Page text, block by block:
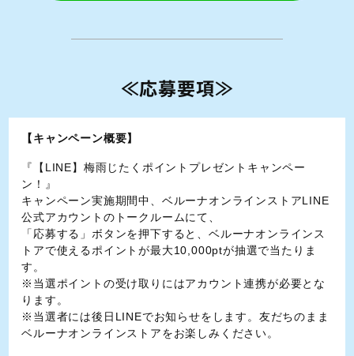
≪応募要項≫
【キャンペーン概要】
『【LINE】梅雨じたくポイントプレゼントキャンペー
ン！』
キャンペーン実施期間中、ベルーナオンラインストアLINE
公式アカウントのトークルームにて、
「応募する」ボタンを押下すると、ベルーナオンラインス
トアで使えるポイントが最大10,000ptが抽選で当たりま
す。
※当選ポイントの受け取りにはアカウント連携が必要とな
ります。
※当選者には後日LINEでお知らせをします。友だちのまま
ベルーナオンラインストアをお楽しみください。